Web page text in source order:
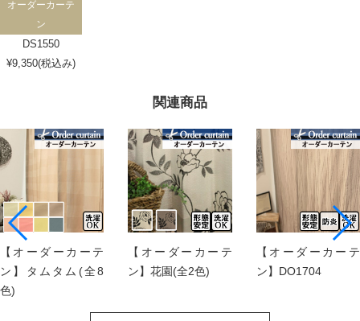
関連商品
【オーダーカーテ
ン】タムタム(全8
色)
【オーダーカーテ
ン】花園(全2色)
【オーダーカーテ
ン】DO1704
オーダーカーテ
ン
DS1550
¥9,350(税込み)